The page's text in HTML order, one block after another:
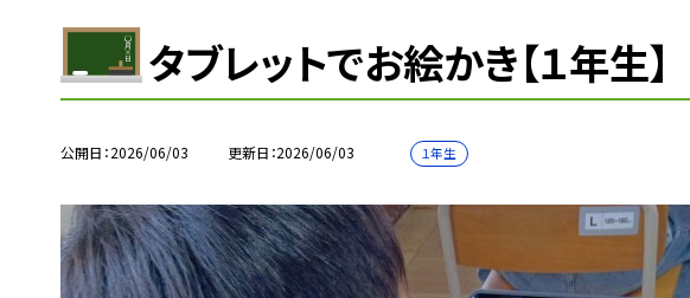
タブレットでお絵かき【１年生】
公開日 2026/06/03 更新日 2026/06/03 １年生